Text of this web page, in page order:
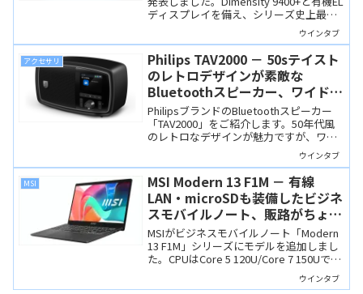
ディスプレイを備え、シリーズ史上最薄
の筐体にAI機能やSペンを搭載。いつもウ
インタブで紹介しているタブレットとは
全然違いますけど、タブレット市場では
最高性能・最高品質の製品ではありま
す。
ウインタブ
アクセサリ
Philips TAV2000 － 50sテイスト
のレトロデザインが素敵な
Bluetoothスピーカー、ワイド
FMラジオチューナーも搭載
PhilipsブランドのBluetoothスピーカー
「TAV2000」をご紹介します。50年代風
のレトロなデザインが魅力ですが、ワイ
ドFMチューナーを内蔵し、時計やアラー
ム、タイマー機能も使えます。バッテリ
ーも内蔵しているのでアウトドア利用に
も向きます。
ウインタブ
MSI
MSI Modern 13 F1M － 有線
LAN・microSDも装備したビジネ
スモバイルノート、販路がちょっ
と複雑
MSIがビジネスモバイルノート「Modern
13 F1M」シリーズにモデルを追加しまし
た。CPUはCore 5 120U/Core 7 150Uで、
1.2キロの軽さながら有線LANポートもつ
いています。ただ、ショップ限定モデル
ウインタブ